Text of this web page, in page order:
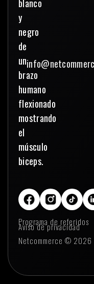
Programa de referidos
Aviso de privacidad
Netcommerce © 2026